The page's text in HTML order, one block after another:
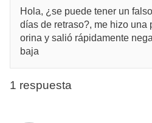
Hola, ¿se puede tener un
días de retraso?, me hizo una
orina y salió rápidamente
baja
1 respuesta